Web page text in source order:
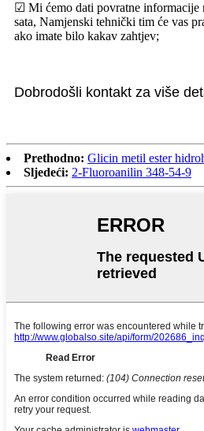
☑ Mi ćemo dati povratne informacije
sata, Namjenski tehnički tim će vas
ako imate bilo kakav zahtjev;
Dobrodošli kontakt za više
Prethodno: Glicin metil ester
Sljedeći: 2-Fluoroanilin 348-54-9